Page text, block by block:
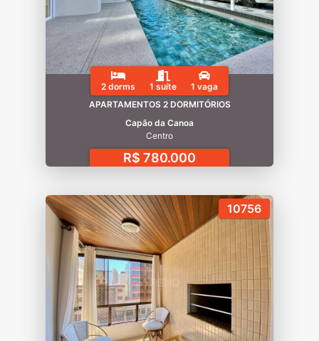
2 dorms 1 suíte
1 vaga
APARTAMENTOS 2 DORMITÓRIOS
Capão da Canoa
Centro
R$ 780.000
10756